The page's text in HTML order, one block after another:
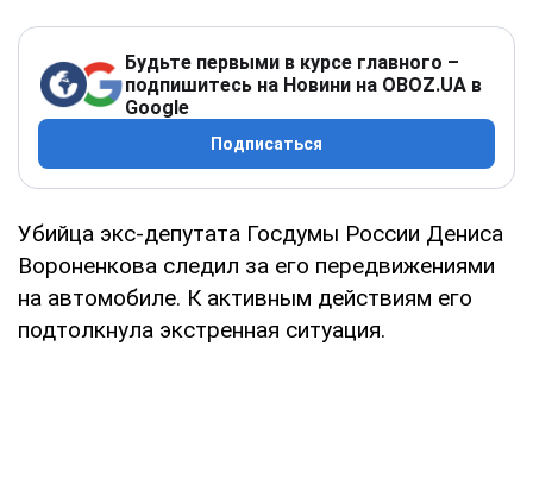
Будьте первыми в курсе главного –
подпишитесь на Новини на OBOZ.UA в
Google
Подписаться
Убийца экс-депутата Госдумы России Дениса
Вороненкова следил за его передвижениями
на автомобиле. К активным действиям его
подтолкнула экстренная ситуация.